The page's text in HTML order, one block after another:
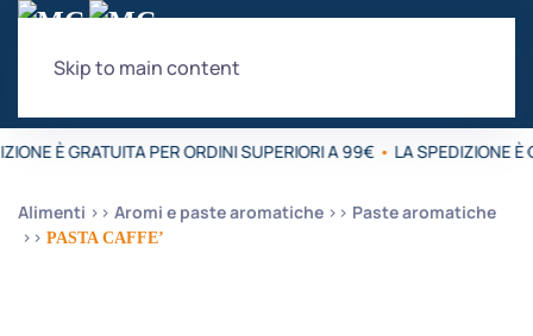
Skip to main content
È GRATUITA PER ORDINI SUPERIORI A 99€ • LA SPEDIZIONE È
Alimenti Aromi e paste aromatiche Paste aromatiche
PASTA CAFFE’